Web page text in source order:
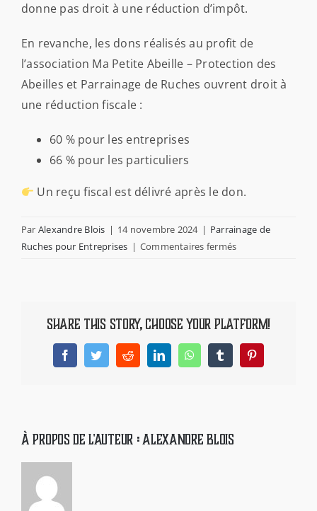
PARRAINAGE ENTREPRISES
PARRAINAGE
ACTUALITÉS
CONTACT
FOIRE AUX QUESTIONS
donne pas droit à une réduction d’impôt.
En revanche, les dons réalisés au profit de
l’association Ma Petite Abeille – Protection des
Abeilles et Parrainage de Ruches ouvrent droit à
une réduction fiscale :
60 % pour les entreprises
66 % pour les particuliers
Un reçu fiscal est délivré après le don.
Par Alexandre Blois | 14 novembre 2024 | Parrainage de
Ruches pour Entreprises | Commentaires ferméssur
parrainage
donne
droit
Share This Story, Choose Your Platform!
FacebookTwitterRedditLinkedInWhatsAppTumblrPinterest
À propos de l'auteur :Alexandre Blois